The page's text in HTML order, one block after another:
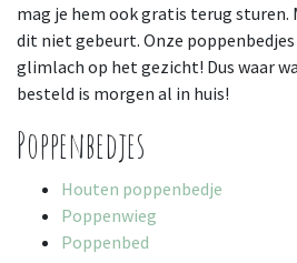
mag je hem ook gratis terug sturen.
dit niet gebeurt. Onze
glimlach op het gezicht! Dus waar
besteld is morgen al in huis!
Poppenbedjes
Houten poppenbedje
Poppenwieg
Poppenbed